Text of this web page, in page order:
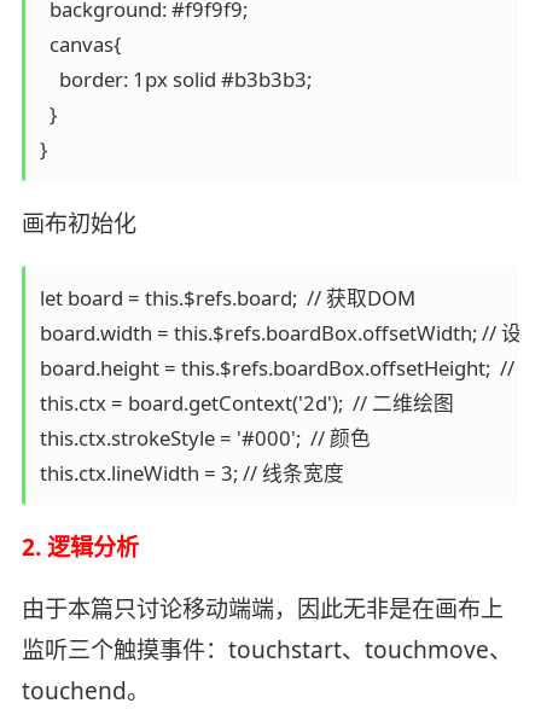
  background: #f9f9f9;
  canvas{
    border: 1px solid #b3b3b3;
  }
}
画布初始化
let board = this.$refs.board;  // 获取DOM
board.width = this.$refs.boardBox.offsetWidth; // 设
board.height = this.$refs.boardBox.offsetHeight;  //
this.ctx = board.getContext('2d');  // 二维绘图
this.ctx.strokeStyle = '#000';  // 颜色
2. 逻辑分析
由于本篇只讨论移动端端，因此无非是在画布上
监听三个触摸事件：touchstart、touchmove、
touchend。